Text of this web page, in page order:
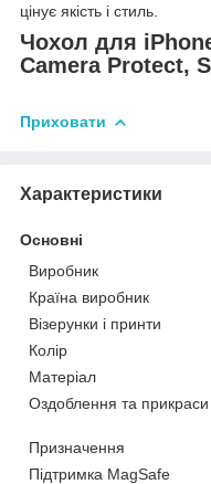
цінує якість і стиль.
Чохол для
Camera Protect,
Приховати
Характеристики
Основні
Виробник
Країна виробник
Візерунки і принти
Колір
Матеріал
Оздоблення та прикраси
Призначення
Підтримка MagSafe